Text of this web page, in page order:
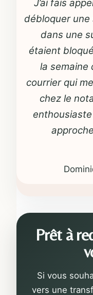
J’ai fais
débloquer
dans une
étaient
la semaine
courrier qui
chez le
Prêt à
Si vous
vers une